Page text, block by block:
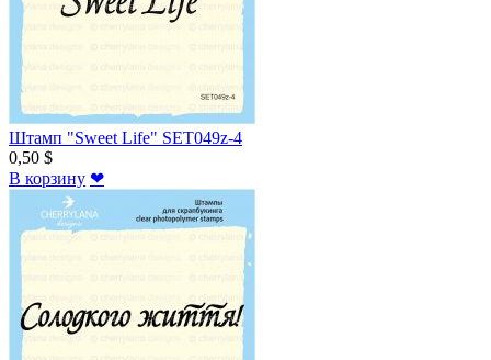
Штамп "Sweet Life" SET049z-4
0,50 $
В корзину ❤